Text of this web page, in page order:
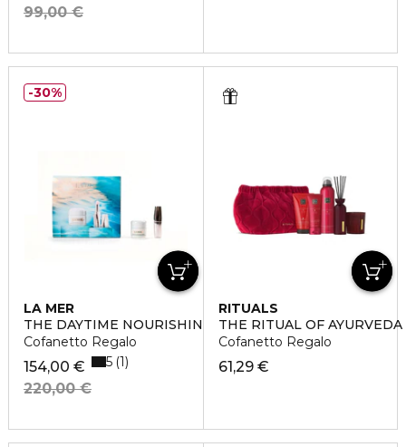
99,00 €
LA MER
THE DAYTIME NOURISHING RITUAL SET
Cofanetto Regalo
154,00 €
220,00 €
5 1
30%
RITUALS
THE RITUAL OF AYURVEDA
Cofanetto Regalo
61,29 €